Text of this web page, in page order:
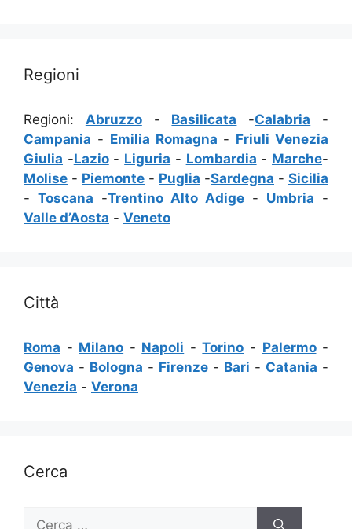
Regioni
Regioni: Abruzzo- Basilicata -Calabria -
Campania - Emilia Romagna - Friuli Venezia
Giulia -Lazio- Liguria - Lombardia - Marche-
Molise - Piemonte - Puglia -Sardegna - Sicilia
- Toscana -Trentino Alto Adige - Umbria -
Valle d’Aosta - Veneto
Città
Roma - Milano - Napoli -Torino - Palermo-
Genova - Bologna - Firenze - Bari - Catania -
Venezia - Verona
Cerca